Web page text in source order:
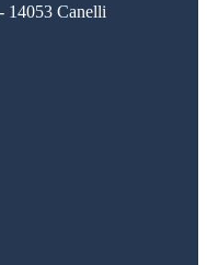
14053 Canelli